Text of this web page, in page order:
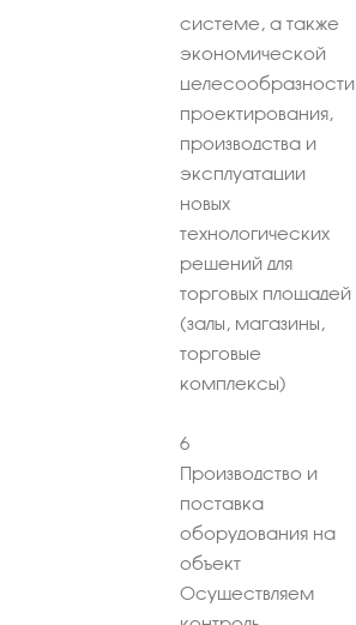
системе, а также
экономической
целесообразности
проектирования,
производства и
эксплуатации
новых
технологических
решений для
торговых площадей
(залы, магазины,
торговые
комплексы)
6
Производство и
поставка
оборудования на
объект
Осуществляем